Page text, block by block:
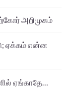
அறிமுகம்
ஏக்கம் என்ன
ஏங்காதே…